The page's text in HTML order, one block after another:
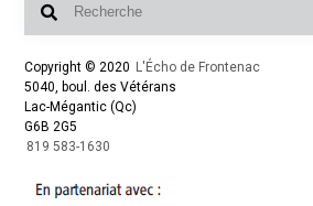
Copyright © 2020 L'Écho de Frontenac
5040, boul. des Vétérans
Lac-Mégantic (Qc)
G6B 2G5
819 583-1630